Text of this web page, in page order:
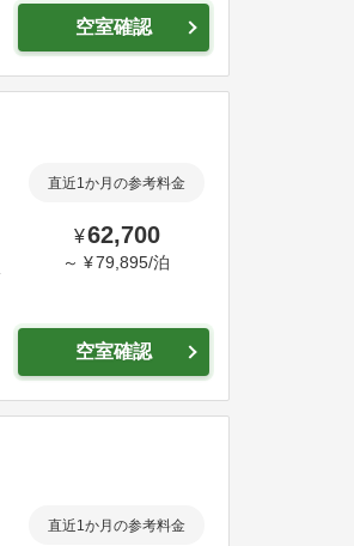
空室確認
直近1か月の参考料金
¥62,700
～ ¥79,895/泊
空室確認
直近1か月の参考料金